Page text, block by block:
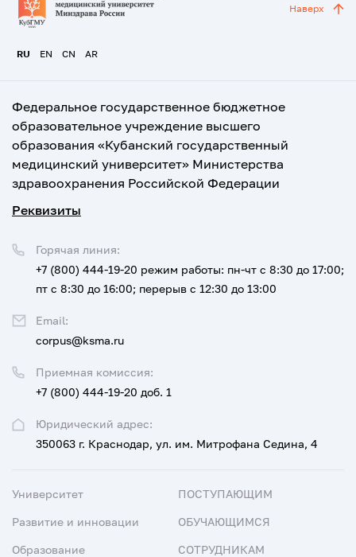
RU EN CN AR
Наверх
Федеральное государственное бюджетное
образовательное учреждение высшего
образования «Кубанский государственный
медицинский университет» Министерства
здравоохранения Российской Федерации
Реквизиты
Юридический адрес:
350063 г. Краснодар, ул. им. Митрофана Седина, 4
Приемная комиссия:
+7 (800) 444-19-20 доб. 1
Горячая линия:
+7 (800) 444-19-20 режим работы: пн-чт с 8:30 до 17:00;
пт с 8:30 до 16:00; перерыв с 12:30 до 13:00
Email:
corpus@ksma.ru
Университет
Развитие и инновации
Образование
ПОСТУПАЮЩИМ
ОБУЧАЮЩИМСЯ
СОТРУДНИКАМ